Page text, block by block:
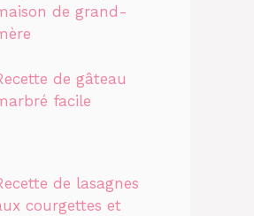
de grand-
de gâteau
facile
de lasagnes
courgettes et